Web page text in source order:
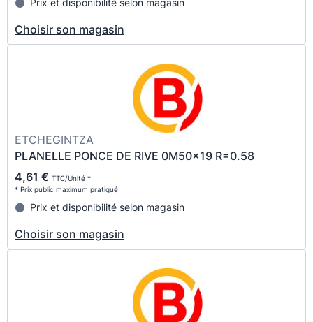
Choisir son magasin
ETCHEGINTZA
PLANELLE PONCE DE RIVE 0M50x19 R=0.58
4,61 € TTC/Unité *
* Prix public maximum pratiqué
Prix et disponibilité selon magasin
Choisir son magasin